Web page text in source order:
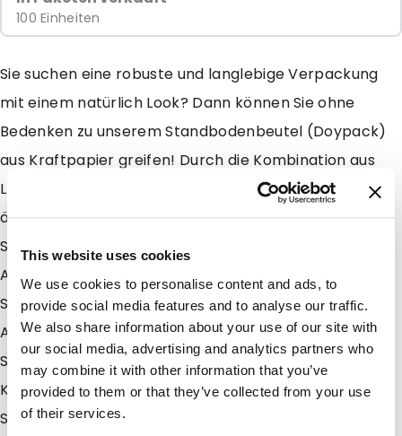
This website uses cookies
We use cookies to personalise content and ads, to
provide social media features and to analyse our traffic.
We also share information about your use of our site with
our social media, advertising and analytics partners who
may combine it with other information that you’ve
provided to them or that they’ve collected from your use
of their services.
100 Einheiten
Sie suchen eine robuste und langlebige Verpackung
mit einem natürlich Look? Dann können Sie ohne
Bedenken zu unserem Standbodenbeutel (Doypack)
aus Kraftpapier greifen! Durch die Kombination aus
LDPE/PET und Kraftpapier als Außenschicht ist dieser
äußerst gut geeignet für Produkte wie Körner, Samen,
Superfood oder Früchte, sofern Ihr Produkt auf eine
Aluminiumbarriere verzichten kann. Natürlich ist der
Standbodenbeutel auch für alle Arten von Non-Food-
Artikeln geeignet. Die natürliche Ausstrahlung des
Standbodenbeutels (Doypack) kann ein weiters
Kaufargument für Ihr Produkt darstellen. Der
Standbodenbeutel ist mit einem Druckverschluss